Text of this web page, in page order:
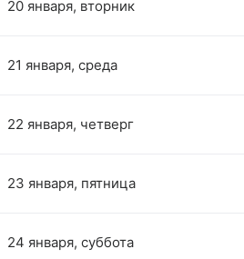
20 января, вторник
21 января, среда
22 января, четверг
23 января, пятница
24 января, суббота